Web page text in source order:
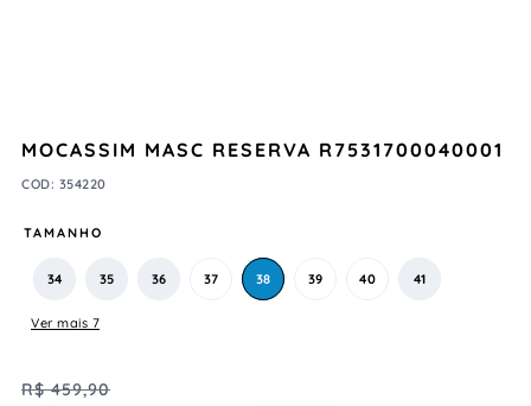
MOCASSIM MASC RESERVA R7531700040001
COD: 354220
TAMANHO
34 35 36 37 38 39 40 41
Ver mais 7
R$ 459,90